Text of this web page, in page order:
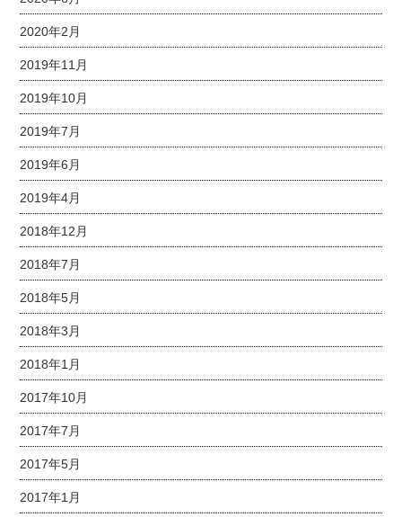
2020年2月
2019年11月
2019年10月
2019年7月
2019年6月
2019年4月
2018年12月
2018年7月
2018年5月
2018年3月
2018年1月
2017年10月
2017年7月
2017年5月
2017年1月